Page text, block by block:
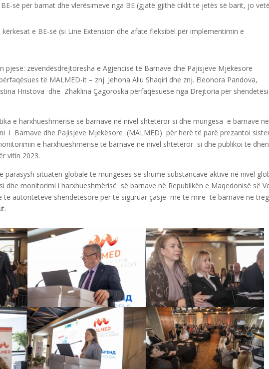
së për barnat dhe vlerësimeve nga BE (gjatë gjithë ciklit të jetës së barit, jo
e BE-së (si Line Extension dhe afate fleksibël për implementimin e
pjesë: zëvendësdrejtoresha e Agjencisë të Barnave dhe Pajisjeve Mjekësore
të MALMED-it – znj. Jehona Aliu Shaqiri dhe znj. Eleonora Pandova,
Hristova dhe Zhaklina Çagoroska përfaqësuese nga Drejtoria për shëndetësi
e harxhueshmërisë së barnave në nivel shtetëror si dhe mungesa e barnave në
i Barnave dhe Pajisjeve Mjekësore (MALMED) për herë të parë prezantoi
e harxhueshmërisë të barnave në nivel shtetëror si dhe publikoi të
vitin 2023.
parasysh situatën globale të mungesës së shumë substancave aktive në nivel
dhe monitorimi i harxhueshmërisë së barnave në Republikën e Maqedonisë së
të autoriteteve shëndetësore për të siguruar çasje më të mirë të barnave në